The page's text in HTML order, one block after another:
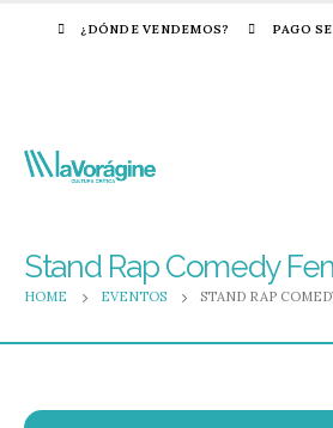
¿DÓNDE VENDEMOS? PAGO
Stand Rap Comedy
HOME EVENTOS STAND RAP